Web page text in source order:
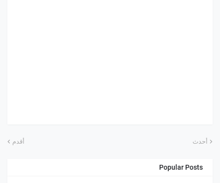
أحدث أقدم
Popular Posts